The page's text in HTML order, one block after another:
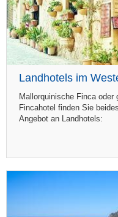
Landhotels im
Mallorquinische Finca
Fincahotel finden Sie
Angebot an Landhotels: